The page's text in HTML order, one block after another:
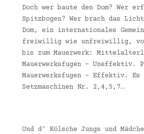
Doch wer baute den Dom? Wer
Spitzbogen? Wer brach das
Dom, ein internationales
freiwillig wie unfreiwillig,
bis zum Mauerwerk:
Mauerwerksfugen – Uneffektiv.
Mauerwerksfugen – Effektiv.
Setzmaschinen Nr. 2,4,5,7…
Und d‘ Kölsche Jungs und